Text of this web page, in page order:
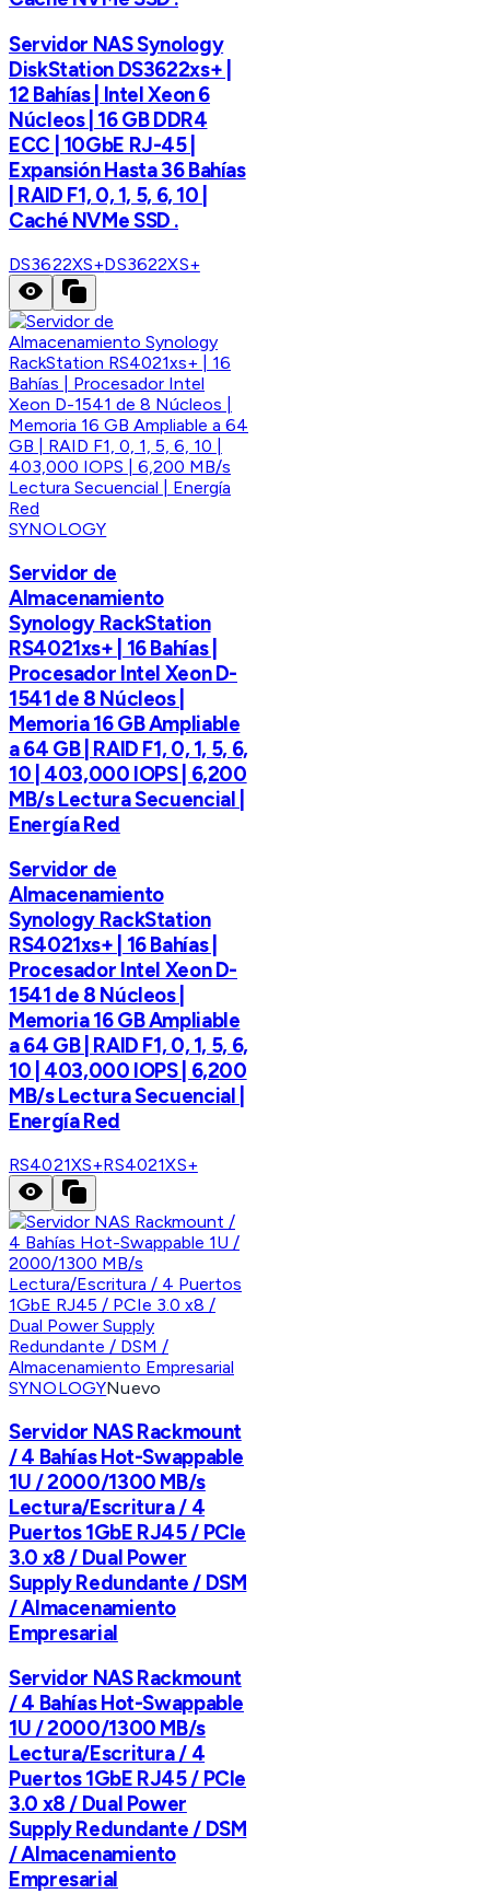
Servidor NAS Synology
DiskStation DS3622xs+ |
12 Bahías | Intel Xeon 6
Núcleos | 16 GB DDR4
ECC | 10GbE RJ-45 |
Expansión Hasta 36 Bahías
| RAID F1, 0, 1, 5, 6, 10 |
Caché NVMe SSD .
DS3622XS+DS3622XS+
SYNOLOGY
Servidor de
Almacenamiento
Synology RackStation
RS4021xs+ | 16 Bahías |
Procesador Intel Xeon D-
1541 de 8 Núcleos |
Memoria 16 GB Ampliable
a 64 GB | RAID F1, 0, 1, 5, 6,
10 | 403,000 IOPS | 6,200
MB/s Lectura Secuencial |
Energía Red
Servidor de
Almacenamiento
Synology RackStation
RS4021xs+ | 16 Bahías |
Procesador Intel Xeon D-
1541 de 8 Núcleos |
Memoria 16 GB Ampliable
a 64 GB | RAID F1, 0, 1, 5, 6,
10 | 403,000 IOPS | 6,200
MB/s Lectura Secuencial |
Energía Red
RS4021XS+RS4021XS+
SYNOLOGYNuevo
Servidor NAS Rackmount
/ 4 Bahías Hot-Swappable
1U / 2000/1300 MB/s
Lectura/Escritura / 4
Puertos 1GbE RJ45 / PCIe
3.0 x8 / Dual Power
Supply Redundante / DSM
/ Almacenamiento
Empresarial
Servidor NAS Rackmount
/ 4 Bahías Hot-Swappable
1U / 2000/1300 MB/s
Lectura/Escritura / 4
Puertos 1GbE RJ45 / PCIe
3.0 x8 / Dual Power
Supply Redundante / DSM
/ Almacenamiento
Empresarial